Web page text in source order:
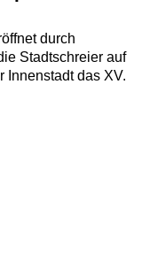
durch
Stadtschreier auf
Innenstadt das XV.